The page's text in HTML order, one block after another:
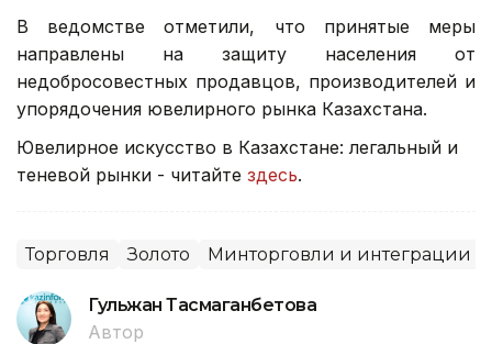
В ведомстве отметили, что принятые меры
направлены на защиту населения от
недобросовестных продавцов, производителей и
упорядочения ювелирного рынка Казахстана.
Ювелирное искусство в Казахстане: легальный и
теневой рынки - читайте здесь.
Торговля Золото Минторговли и интеграции
Гульжан Тасмаганбетова
Автор